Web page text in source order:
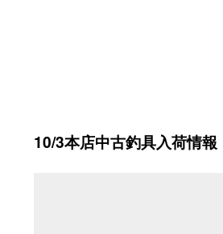
10/3本店中古釣具入荷情報